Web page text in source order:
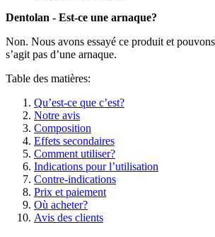
Dentolan - Est-ce une arnaque?
Non. Nous avons essayé ce produit et
s’agit pas d’une arnaque.
Table des matières:
Qu’est-ce que c’est?
Notre avis
Composition
Effets secondaires
Comment utiliser?
Indications pour l’utilisation
Contre-indications
Prix et paiement
Où acheter?
Avis des clients